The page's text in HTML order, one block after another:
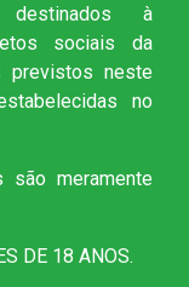
destinados à
sociais da
previstos neste
no
meramente
DE 18 ANOS.